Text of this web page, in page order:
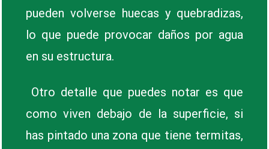
pueden volverse huecas y quebradizas,
lo que puede provocar daños por agua
en su estructura.
Otro detalle que puedes notar es que
como viven debajo de la superficie, si
has pintado una zona que tiene termitas,